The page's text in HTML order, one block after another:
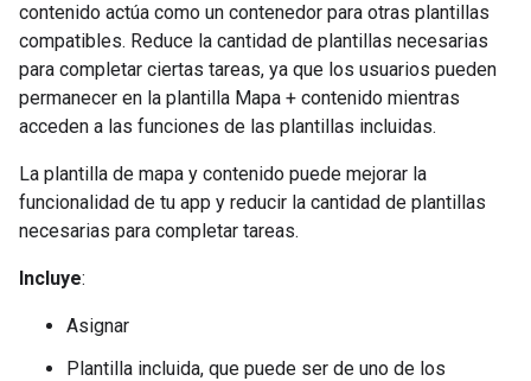
contenido actúa como un contenedor para otras plantillas
compatibles. Reduce la cantidad de plantillas necesarias
para completar ciertas tareas, ya que los usuarios pueden
permanecer en la plantilla Mapa + contenido mientras
acceden a las funciones de las plantillas incluidas.
La plantilla de mapa y contenido puede mejorar la
funcionalidad de tu app y reducir la cantidad de plantillas
necesarias para completar tareas.
Incluye:
Asignar
Plantilla incluida, que puede ser de uno de los